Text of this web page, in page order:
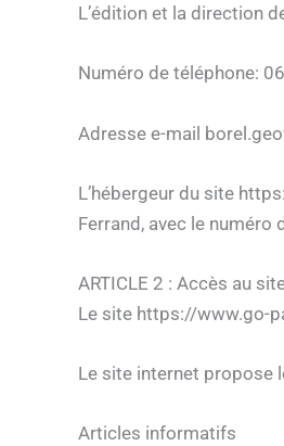
L’édition et la direction
Numéro de téléphone:
Adresse e-mail
L’hébergeur du site
Ferrand, avec le numéro
ARTICLE 2 : Accès au
Le site https://www.go-
Le site internet propose
Articles informatifs